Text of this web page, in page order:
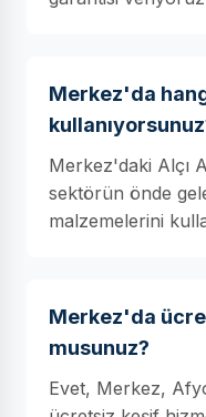
Merkez'da
Merkez'daki Alçı
sektörün önde
malzemelerini
Merkez'da
musunuz?
Evet, Merkez,